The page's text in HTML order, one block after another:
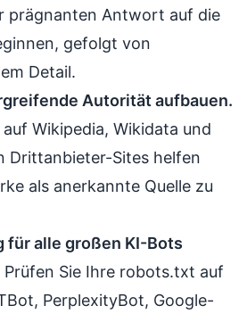
prägnanten Antwort auf die
gefolgt von
Detail.
Autorität aufbauen.
Wikipedia, Wikidata und
Drittanbieter-Sites helfen
als anerkannte Quelle zu
für alle großen KI-Bots
Prüfen Sie Ihre robots.txt auf
PerplexityBot, Google-